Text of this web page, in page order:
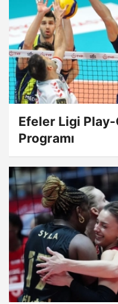
Efeler Ligi Play-
Programı